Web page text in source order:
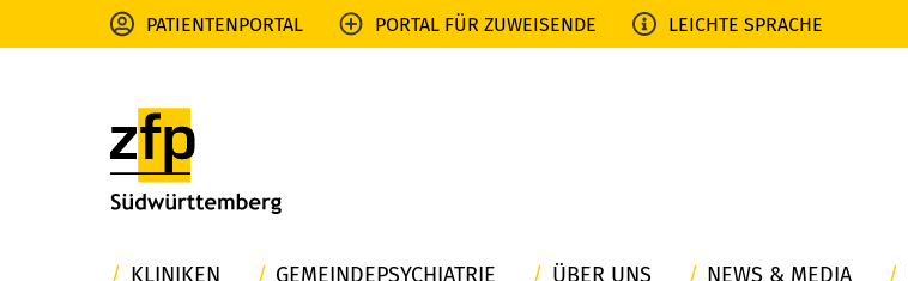
PATIENTENPORTAL PORTAL FÜR ZUWEISENDE LEICHTE SPRACHE
KLINIKEN GEMEINDEPSYCHIATRIE ÜBER UNS NEWS & MEDIA